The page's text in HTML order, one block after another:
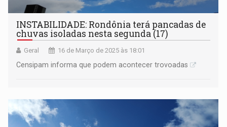
INSTABILIDADE: Rondônia terá pancadas de
chuvas isoladas nesta segunda (17)
Geral 16 de Março de 2025 às 18:01
Censipam informa que podem acontecer trovoadas